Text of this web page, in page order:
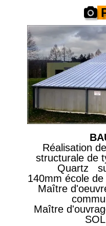
Réalisation
structurale de
Quartz
140mm école
Maître
Maître